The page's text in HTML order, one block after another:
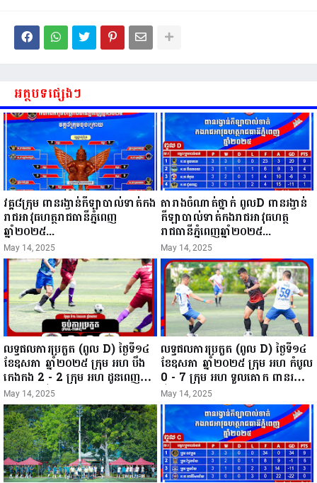
អត្ថបទផ្សេងៗ
វគ្គ៨ក្រុម ពានរង្វាន់កីឡាបាល់ទាត់កង
រាជអាវុធហត្ថរាជធានីភ្នំពេញ
ឆ្នាំ២០២៥...
May 14, 2025
តារាងចំណាត់ថ្នាក់ ពូលD ពានរង្វាន់
កីឡាបាល់ទាត់កងរាជអាវុធហត្ថ
រាជធានីភ្នំពេញឆ្នាំ២០២៥...
May 14, 2025
លទ្ធផលការប្រកួត (ពូល D) ថ្ងៃទី១៤
ខែឧសភា ឆ្នាំ២០២៥ ក្រុម អហ បឹង
កេងកង 2 - 2 ក្រុម អហ ដូនពេញ
ពានរង្វាន់កីឡាបាល់ទាត់កងរាជអាវុធ
ហត្ថរាជធានីភ្នំពេញឆ្នាំ២០២៥...
May 14, 2025
លទ្ធផលការប្រកួត (ពូល D) ថ្ងៃទី១៤
ខែឧសភា ឆ្នាំ២០២៥ ក្រុម អហ កំបូល
0 - 7 ក្រុម អហ ទួលគោក ពានរង្វាន់
កីឡាបាល់ទាត់កងរាជអាវុធហត្ថ
រាជធានីភ្នំពេញឆ្នាំ២០២៥...
May 14, 2025